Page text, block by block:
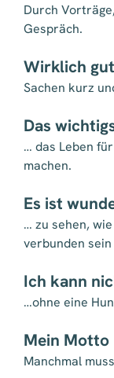
Durch
Gespräch.
Wirklich
Sachen kurz
Das
… das Leben
machen.
Es ist
… zu sehen,
verbunden
Ich kann
…ohne eine
Mein Motto
Manchmal